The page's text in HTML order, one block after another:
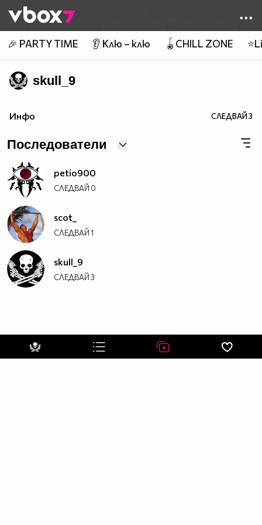
👾
🎉 PARTY TIME 👂 Клю – клю 🪀CHILL ZONE
skull_9
Инфо СЛЕДВАЙ3
Последователи
petio900
СЛЕДВАЙ 0
scot_
СЛЕДВАЙ1
skull_9
СЛЕДВАЙ3